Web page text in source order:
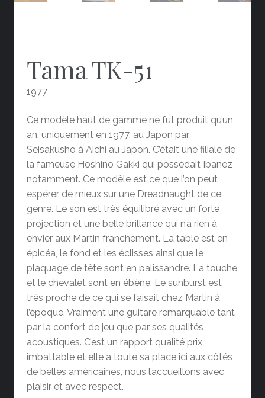
Tama TK-51
1977
Ce modèle haut de gamme ne fut produit qu’un
an, uniquement en 1977, au Japon par
Seisakusho à Aichi au Japon. C’était une filiale de
la fameuse Hoshino Gakki qui possédait Ibanez
notamment. Ce modèle est ce que l’on peut
espérer de mieux sur une Dreadnaught de ce
genre. Le son est très équilibré avec un forte
projection et une belle brillance qui n’a rien à
envier aux Martin franchement. La table est en
épicéa, le fond et les éclisses ainsi que le
plaquage de tête sont en palissandre. La touche
et le chevalet sont en ébène. Le sunburst est
très proche de ce qui se faisait chez Martin à
l’époque. Vraiment une guitare remarquable tant
par la confort de jeu que par ses qualités
acoustiques. C’est un rapport qualité prix
imbattable et elle a toute sa place ici aux côtés
de belles américaines, nous l’accueillons avec
plaisir et avec respect.